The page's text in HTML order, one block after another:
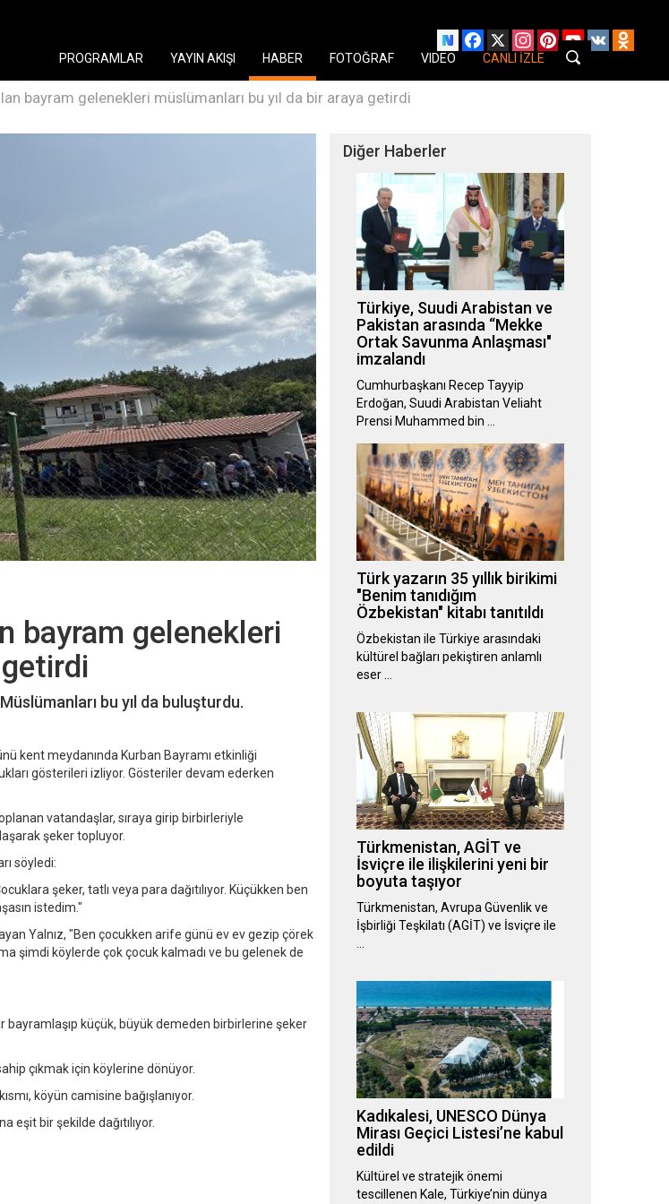
Facebook
X Instagram
PinterestYouTube
VK
PROGRAMLAR
YAYIN AKIŞI HABER FOTOĞRAF VIDEO CANLI İZLE
bayram gelenekleri müslümanları bu yıl da bir araya getirdi
bayram gelenekleri
bu yıl da buluşturdu.
kent meydanında Kurban Bayramı etkinliği
gösterileri izliyor. Gösteriler devam ederken
vatandaşlar, sıraya girip birbirleriyle
şeker topluyor.
söyledi:
şeker, tatlı veya para dağıtılıyor. Küçükken ben
istedim."
Yalnız, "Ben çocukken arife günü ev ev gezip çörek
şimdi köylerde çok çocuk kalmadı ve bu gelenek de
bayramlaşıp küçük, büyük demeden birbirlerine şeker
çıkmak için köylerine dönüyor.
köyün camisine bağışlanıyor.
eşit bir şekilde dağıtılıyor.
Diğer Haberler
Türkiye, Suudi Arabistan ve
Pakistan arasında “Mekke
Ortak Savunma Anlaşması"
imzalandı
Cumhurbaşkanı Recep Tayyip
Erdoğan, Suudi Arabistan Veliaht
Prensi Muhammed bin …
Türk yazarın 35 yıllık birikimi
"Benim tanıdığım
Özbekistan" kitabı tanıtıldı
Özbekistan ile Türkiye arasındaki
kültürel bağları pekiştiren anlamlı
eser …
Türkmenistan, AGİT ve
İsviçre ile ilişkilerini yeni bir
boyuta taşıyor
Türkmenistan, Avrupa Güvenlik ve
İşbirliği Teşkilatı (AGİT) ve İsviçre ile
Kadıkalesi, UNESCO Dünya
Mirası Geçici Listesi’ne kabul
edildi
Kültürel ve stratejik önemi
tescillenen Kale, Türkiye’nin dünya